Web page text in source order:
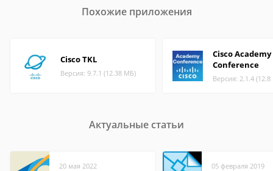
Похожие приложения
Cisco TKL
Версия: 9.7.1 (12.38 МБ)
Cisco Academy
Conference
Версия: 2.1.4
Актуальные статьи
20 мая 2022 05 февраля 2019